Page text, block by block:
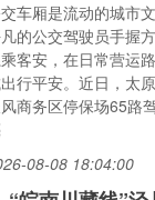
车厢是流动的城市
的公交驾驶员手握
客安，在日常营运
行平安。近日，太
商务区停保场65路
08-08 18:04:00